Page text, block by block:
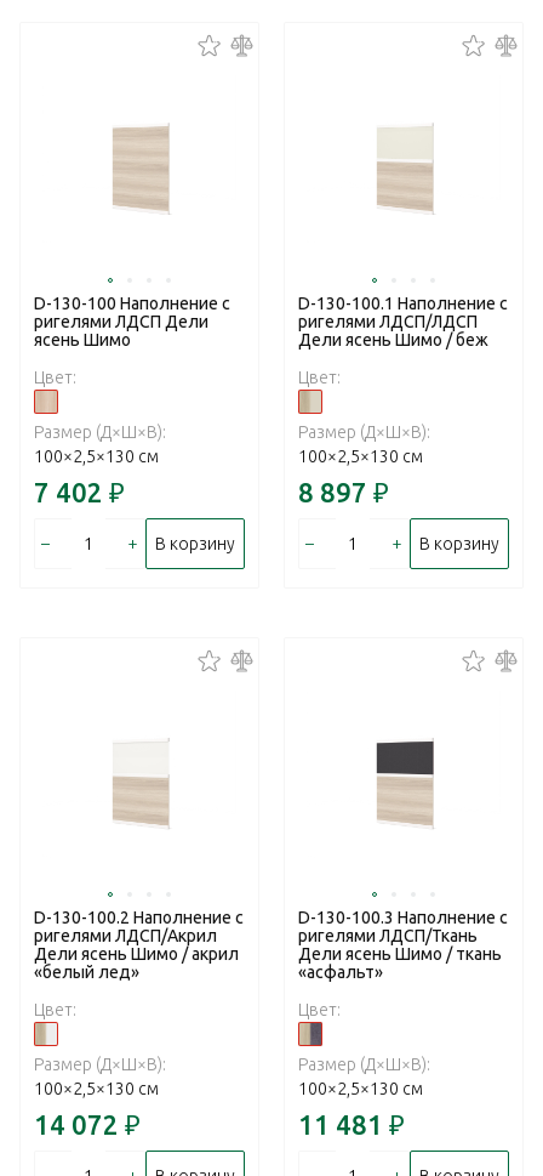
D-130-100 Наполнение с
ригелями ЛДСП Дели
ясень Шимо
Цвет:
Размер (Д×Ш×В):
100×2,5×130 см
7 402 ₽
– + В корзину
D-130-100.1 Наполнение с
ригелями ЛДСП/ЛДСП
Дели ясень Шимо / беж
Цвет:
Размер (Д×Ш×В):
100×2,5×130 см
8 897 ₽
– + В корзину
D-130-100.2 Наполнение с
ригелями ЛДСП/Акрил
Дели ясень Шимо / акрил
«белый лед»
Цвет:
Размер (Д×Ш×В):
100×2,5×130 см
14 072 ₽
D-130-100.3 Наполнение с
ригелями ЛДСП/Ткань
Дели ясень Шимо / ткань
«асфальт»
Цвет:
Размер (Д×Ш×В):
100×2,5×130 см
11 481 ₽